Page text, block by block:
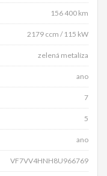
156 400 km
2179 ccm / 115 kW
zelená metalíza
ano
7
5
ano
VF7VV4HNH8U966769